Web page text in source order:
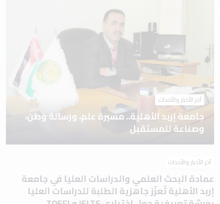
آخر الأخبار والأحداث
جامعة إربد الأهلية.. مسيرة علم، ورسالة وطن،
وصناعة للمستقبل
آخر الأخبار والأحداث
عمادة البحث العلمي والدراسات العليا في جامعة
إربد الأهلية تُعزّز جاهزية الطلبة للدراسات العليا